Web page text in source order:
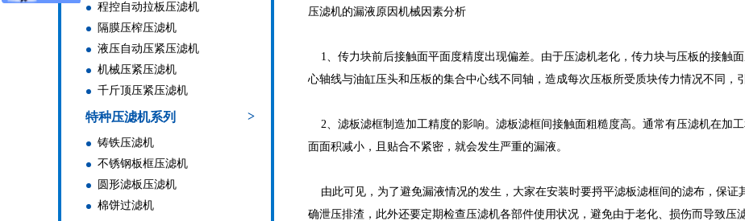
压滤机的漏液原因机械因素分析
1、传力块前后接触面平面度精度出现偏差。由于压滤机老化，传力块与压板的接触
心轴线与油缸压头和压板的集合中心线不同轴，造成每次压板所受质块传力情况不同，
2、滤板滤框制造加工精度的影响。滤板滤框间接触面粗糙度高。通常有压滤机在加
面面积减小，且贴合不紧密，就会发生严重的漏液。
由此可见，为了避免漏液情况的发生，大家在安装时要捋平滤板滤框间的滤布，保证
确泄压排渣，此外还要定期检查压滤机各部件使用状况，避免由于老化、损伤而导致压
程控自动拉板压滤机
隔膜压榨压滤机
液压自动压紧压滤机
机械压紧压滤机
千斤顶压紧压滤机
>
特种压滤机系列
铸铁压滤机
不锈钢板框压滤机
圆形滤板压滤机
棉饼过滤机